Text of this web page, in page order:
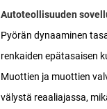
Autoteollisuuden
Pyörän dynaaminen
renkaiden epätasaisen
Muottien ja muottien
välystä reaaliajassa,